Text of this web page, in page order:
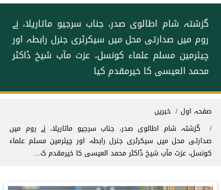
گزشتہ شام اطالوی صدر، جناب سرجیو ماتاریلا، نے
روم میں صدارتی محل میں سیکرٹری جنرل رابطہ اور
چیئرمین مسلم علماء کونسل، عزت مآب شیخ ڈاکٹر
محمد العیسی کا خیرمقدم کیا
Breadcrumb
صفحہ اول
خبریں
گزشتہ شام اطالوی صدر، جناب سرجیو ماتاریلا، نے روم میں
صدارتی محل میں سیکرٹری جنرل رابطہ اور چیئرمین مسلم علماء
کونسل، عزت مآب شیخ ڈاکٹر محمد العیسی کا خیرمقدم ک...